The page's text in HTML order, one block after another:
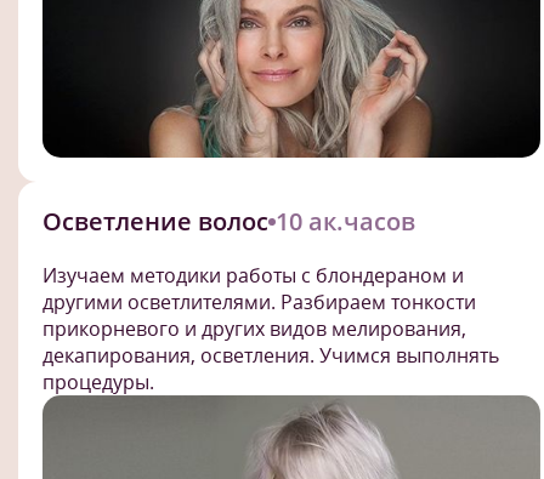
Осветление волос 10 ак.часов
Изучаем методики работы с блондераном и
другими осветлителями. Разбираем тонкости
прикорневого и других видов мелирования,
декапирования, осветления. Учимся выполнять
процедуры.